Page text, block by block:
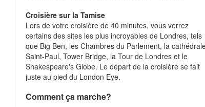
Croisière sur la Tamise
Lors de votre croisière de 40 minutes, vous verrez
certains des sites les plus incroyables de Londres, tels
que Big Ben, les Chambres du Parlement, la
Saint-Paul, Tower Bridge, la Tour de Londres et le
Shakespeare's Globe. Le départ de la croisière se fait
juste au pied du London Eye.
Comment ça marche?